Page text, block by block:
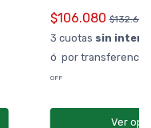
$106.080 $132.600
3 cuotas sin
ó por transferencia
OFF
Ver